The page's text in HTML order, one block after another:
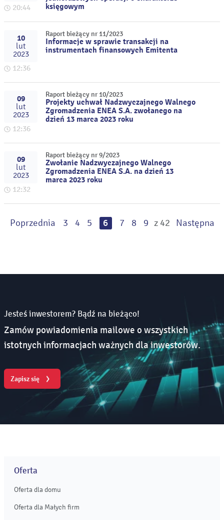
20:44
księgowym
10
lut
2023
12:36
Raport bieżący nr 11/2023
Informacje w sprawie transakcji na
instrumentach finansowych Emitenta
09
lut
2023
12:36
Raport bieżący nr 10/2023
Projekty uchwał Nadzwyczajnego Walnego
Zgromadzenia ENEA S.A. zwołanego na
dzień 13 marca 2023 roku
09
lut
2023
12:32
Raport bieżący nr 9/2023
Zwołanie Nadzwyczajnego Walnego
Zgromadzenia ENEA S.A. na dzień 13
marca 2023 roku
Poprzednia 3 4 5 6 7 8 9 z 42 Następna
Jesteś inwestorem? Bądź na bieżąco!
Zamów powiadomienia mailowe o wszystkich
istotnych informacjach ważnych dla inwestorów.
Zapisz się
Oferta
Oferta dla domu
Oferta dla Małych firm